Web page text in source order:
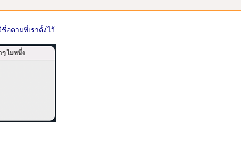
อตามที่เราตั้งไว้